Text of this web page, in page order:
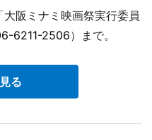
阪ミナミ映画祭実行委員
6211-2506）まで。
る